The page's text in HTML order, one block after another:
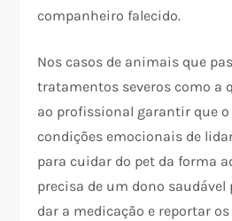
companheiro falecido.
Nos casos de animais que
tratamentos severos como a
ao profissional garantir que o
condições emocionais de
para cuidar do pet da forma
precisa de um dono saudável
dar a medicação e reportar